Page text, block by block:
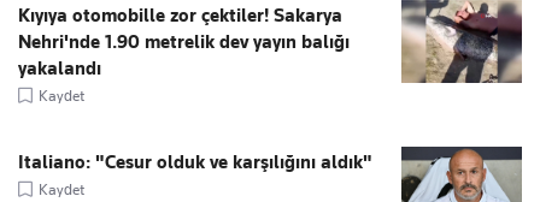
Kıyıya otomobille zor çektiler! Sakarya
Nehri'nde 1.90 metrelik dev yayın balığı
yakalandı
Kaydet
Italiano: "Cesur olduk ve karşılığını aldık"
Kaydet